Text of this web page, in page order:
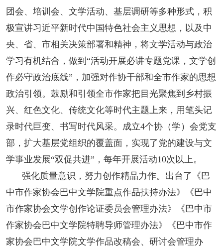
公告公示 讣告 征稿启事 新会员发展名单
专题专栏
团会、培训会、文学活动、基层调研等多种形式，积
极宣讲习近平新时代中国特色社会主义思想，以及中
央、省、市相关决策部署和精神，将文学活动与政治
学习有机结合，做到“活动开展必讲专题党课，文学创
作必守政治底线”，加强对作协干部和全市作家的思想
政治引领。鼓励和引领全市作家把目光聚焦到乡村振
兴、红色文化、传统文化等时代主题上来，用笔头记
录时代巨变、书写时代风采。成立4个协（学）会党支
部，扩大基层党组织的覆盖面，实现了党的建设与文
学事业发展“双促共进”，每年开展活动10次以上。
强化质量意识，努力创作精品力作。出台了《巴
中市作家协会巴中文学院重点作品扶持办法》《巴中
市作家协会文学创作论证委员会管理办法》《巴中市
作家协会巴中文学院特聘导师管理办法》《巴中市作
家协会巴中文学院文学作品改稿会、研讨会管理办